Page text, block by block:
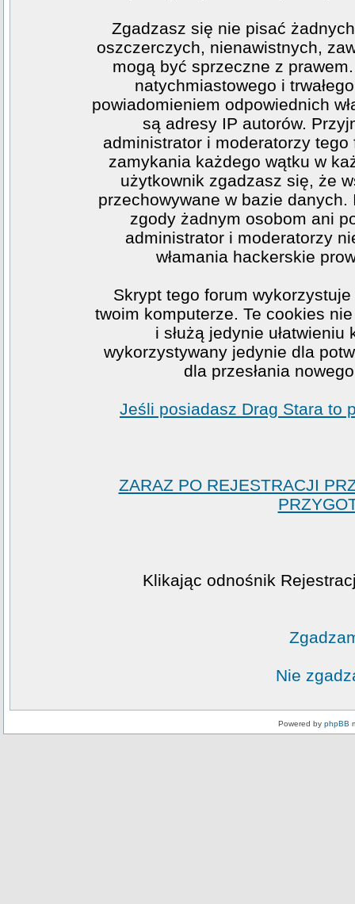
Zgadzasz się nie pisać
oszczerczych, nienawistnych,
mogą być sprzeczne z
natychmiastowego i
powiadomieniem odpowiednich
są adresy IP autorów.
administrator i moderatorzy
zamykania każdego wątku w
użytkownik zgadzasz się, że
przechowywane w bazie
zgody żadnym osobom ani
administrator i moderatorzy
włamania hackerskie
Skrypt tego forum
twoim komputerze. Te cookies
i służą jedynie
wykorzystywany jedynie dla
dla przesłania
Jeśli posiadasz Drag Stara to
ZARAZ PO REJESTRACJI
Klikając odnośnik
Nie
Powered by phpBB